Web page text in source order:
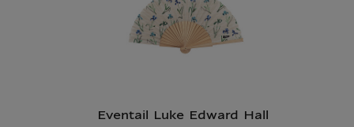
Eventail Luke Edward Hall